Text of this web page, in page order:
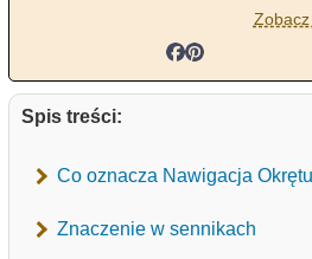
Zobacz
Spis treści:
Co oznacza Nawigacja
Znaczenie w sennikach